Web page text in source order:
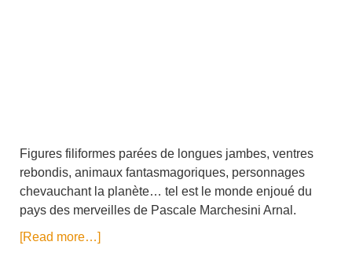
Figures filiformes parées de longues jambes, ventres
rebondis, animaux fantasmagoriques, personnages
chevauchant la planète… tel est le monde enjoué du
pays des merveilles de Pascale Marchesini Arnal.
[Read more…]